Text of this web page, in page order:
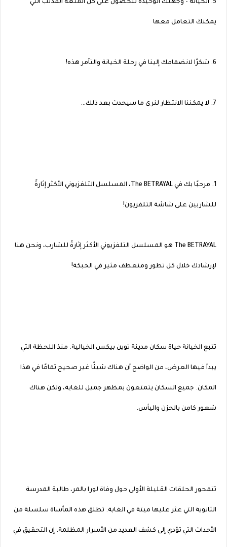
5. الخيانة – وجهتك الوحيدة للحصول على كل المتعة المذنب التي
يمكنك التعامل معها
6. شكرًا لانضمامك إلينا في رحلة الخيانة والتآمر هذه!
7. لا يمكننا الانتظار لنرى ما سيحدث بعد ذلك…
1. مرحبًا بك في The BETRAYAL، المسلسل التلفزيوني الأكثر إثارةً
للشاربين على شاشة التلفزيون!
The BETRAYAL هو المسلسل التلفزيوني الأكثر إثارةً للشارب، ونحن هنا
لإرشادك خلال كل تطور ومنعطف مثير في الحبكة!
تتبع الخيانة حياة سكان مدينة توين بيكس الخيالية. منذ اللحظة التي
يبدأ فيها العرض، من الواضح أن هناك شيئًا غير صحيح تمامًا في هذا
المكان. جميع السكان يتمتعون بمظهر جميل للغاية، ولكن هناك
شعور كامن بالحزن واليأس.
تتمحور الحلقات القليلة الأولى حول وفاة لورا بالمر، طالبة المدرسة
الثانوية التي عثر عليها ميتة في الغابة. تطلق هذه المأساة سلسلة من
الأحداث التي تؤدي إلى كشف العديد من الأسرار المظلمة. إن التحقيق في